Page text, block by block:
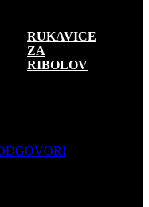
RUKAVICE
ZA
RIBOLOV